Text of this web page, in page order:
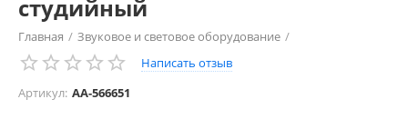
студийный
Главная / Звуковое и световое оборудование /
Шкафы, кейсы рэковые /
Написать отзыв
Артикул: AA-566651